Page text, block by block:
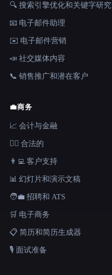
🔍 搜索引擎优化和关键字研究
📧 电子邮件助理
✉️ 电子邮件营销
📣 社交媒体内容
📞 销售推广和潜在客户
💼商务
📈 会计与金融
👩‍⚖️ 合法的
👨‍💻 客户支持
📊 幻灯片和演示文稿
🧑‍💼 招聘和 ATS
🛒 电子商务
📋 简历和简历生成器
🎙️ 面试准备